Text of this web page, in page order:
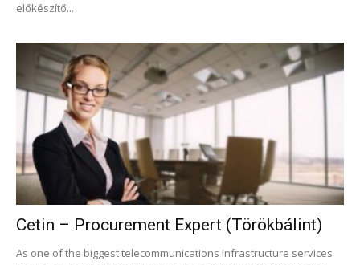
előkészítő...
Cetin – Procurement Expert (Törökbálint)
As one of the biggest telecommunications infrastructure services